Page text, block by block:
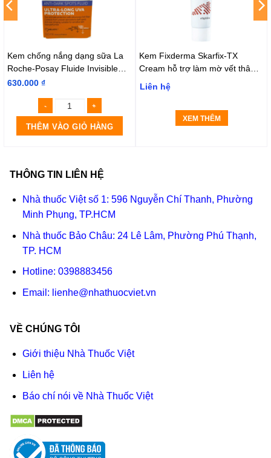
Kem chống nắng dạng sữa La
Roche-Posay Fluide Invisible
(Tuýp 50ml)
630.000 ₫
THÊM VÀO GIỎ HÀNG
Kem Fixderma Skarfix-TX
Cream hỗ trợ làm mờ vết thâm,
đốm đen, nám (15g)
Liên hệ
XEM THÊM
THÔNG TIN LIÊN HỆ
Nhà thuốc Việt số 1: 596 Nguyễn Chí Thanh, Phường
Minh Phụng, TP.HCM
Nhà thuốc Bảo Châu: 24 Lê Lâm, Phường Phú Thạnh,
TP. HCM
Hotline: 0398883456
Email: lienhe@nhathuocviet.vn
VỀ CHÚNG TÔI
Giới thiệu Nhà Thuốc Việt
Liên hệ
Báo chí nói về Nhà Thuốc Việt